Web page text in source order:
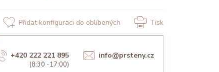
Přidat konfiguraci do oblíbených Tisk
+420 222 221 895
(8:30 -17:00)
info@prsteny.cz